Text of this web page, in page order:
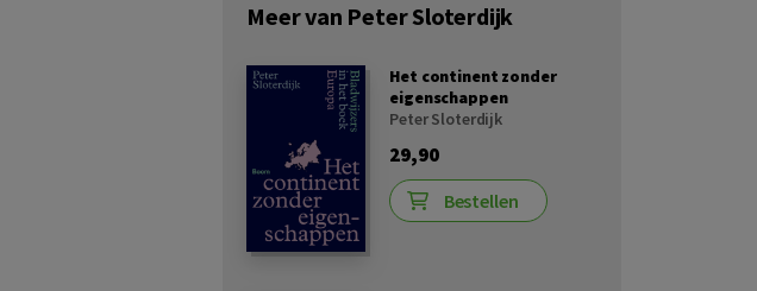
Meer van Peter Sloterdijk
Het continent zonder
eigenschappen
Peter Sloterdijk
29,90
Bestellen